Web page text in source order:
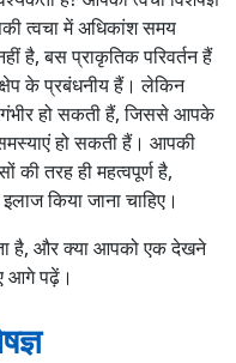
त्वचा में अधिकांश समय
है, बस प्राकृतिक परिवर्तन हैं
के प्रबंधनीय हैं। लेकिन
हो सकती हैं, जिससे आपके
हो सकती हैं। आपकी
की तरह ही महत्वपूर्ण है,
किया जाना चाहिए।
है, और क्या आपको एक देखने
आगे पढ़ें।